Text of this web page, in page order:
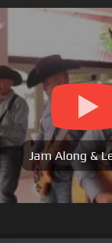
Jam Along &